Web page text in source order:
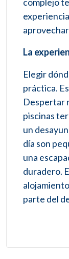
La
Elegir
práctica.
Despertar
piscinas
un
día son
una
duradero.
parte del